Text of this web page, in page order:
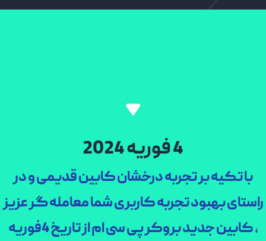
بر تجربه درخشان کابین قدیمی و در
بهبود تجربه کاربری شما معامله گر عزیز
، کابین جدید بروکر پی سی ام از تاریخ 4فوریه